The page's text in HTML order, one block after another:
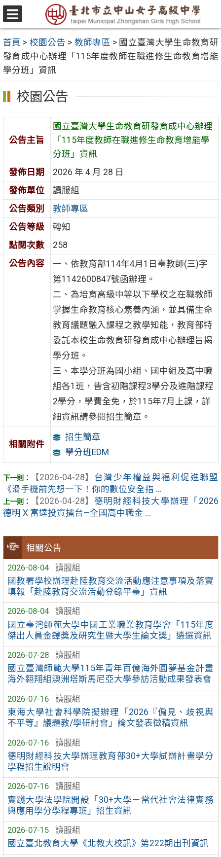
跳
至
要
內
容
區
選
單
首頁 > 校園公告 > 教師專區 > 國立臺灣大學生命教育研
發育成中心辦理「115年度教師在職進修生命教育增能
學分班」資訊
相關公告
2026-08-04
讀服組
國教署學校辦理赴陸教育交流活動應注意事項及落實
填報「赴陸教育交流活動登錄平臺」資訊
2026-08-04
讀服組
國立臺灣師範大學中國工業職業教育學會「115年度
傑出人員金鐸獎及研究生暨大學生論文獎」遴選資訊
2026-07-28
讀服組
國立臺灣師範大學115年青年百億海外圓夢基金計畫
海外翱翔組澳洲塔斯馬尼亞大學參訪活動成果發表會
2026-07-16
讀服組
東海大學社會科學院擬辦理「2026『偏見、歧視與
不平等』議題教/學研討會」論文發表徵稿資訊
2026-07-16
讀服組
德明財經科技大學辦理教育部30+大學試辦計畫學分
學程招生說明會
2026-07-16
讀服組
實踐大學法學院開設「30+大學－當代社會法律實務
與應用學分學程專班」招生資訊
2026-07-15
讀服組
國立臺北教育大學《北教大校訊》第222期出刊資訊
校園公告
公告主旨
國立臺灣大學生命教育研發育成中心辦理
「115年度教師在職進修生命教育增能學
分班」資訊
發佈日期
2026 年 4 月 28 日
發佈單位
讀服組
公告類別
教師專區
公告等級
轉知
點閱次數
258
公告內容
一、依教育部114年4月1日臺教師(三)字
第1142600847號函辦理。
二、為培育高級中等以下學校之在職教師
掌握生命教育核心素養內涵，並具備生命
教育議題融入課程之教學知能，教育部特
委託本校生命教育研發育成中心辦理旨揭
學分班。
三、本學分班為國小組、國中組及高中職
組各1班，皆含初階課程3學分及進階課程
2學分，學費全免，於115年7月上課，詳
細資訊請參閱招生簡章。
相關附件
招生簡章
學分班EDM
【2026-04-28】
台灣少年權益與福利促進聯盟
《滑手機前先想一下！你的數位安全指 ...
【2026-04-28】 德明財經科技大學辦理「2026
德明 X 富達投資擂台—全國高中職金 ...